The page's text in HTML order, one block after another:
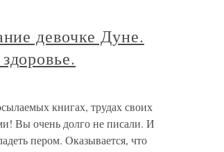
девочке Дуне.
книгах, трудах своих
Вы очень долго не писали. И
пером. Оказывается, что